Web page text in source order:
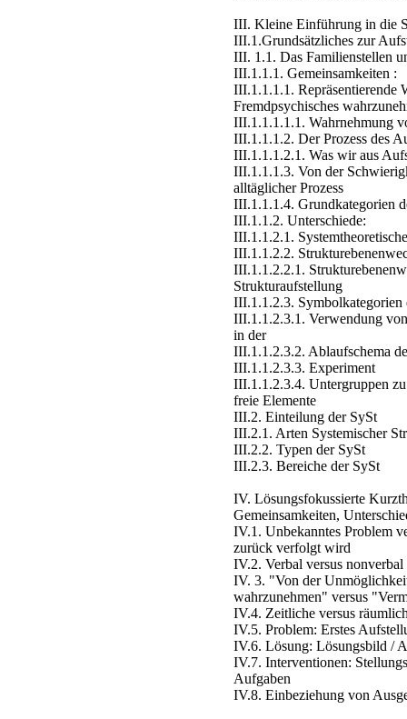
III. Kleine Einführung in die
III.1.Grundsätzliches zur
III. 1.1. Das Familienstellen
III.1.1.1. Gemeinsamkeiten :
III.1.1.1.1. Repräsentierende
Fremdpsychisches
III.1.1.1.1.1. Wahrnehmung
III.1.1.1.2. Der Prozess des
III.1.1.1.2.1. Was wir aus
III.1.1.1.3. Von der
alltäglicher Prozess
III.1.1.1.4. Grundkategorien
III.1.1.2. Unterschiede:
III.1.1.2.1.
III.1.1.2.2.
III.1.1.2.2.1.
Strukturaufstellung
III.1.1.2.3. Symbolkategorien
III.1.1.2.3.1. Verwendung
in der
III.1.1.2.3.2. Ablaufschema
III.1.1.2.3.3. Experiment
III.1.1.2.3.4. Untergruppen
freie Elemente
III.2. Einteilung der SySt
III.2.1. Arten Systemischer
III.2.2. Typen der SySt
III.2.3. Bereiche der SySt
IV. Lösungsfokussierte
Gemeinsamkeiten,
IV.1. Unbekanntes Problem
zurück verfolgt wird
IV.2. Verbal versus nonverbal
IV. 3. "Von der
wahrzunehmen" versus
IV.4. Zeitliche versus
IV.5. Problem: Erstes
IV.6. Lösung: Lösungsbild /
IV.7. Interventionen:
Aufgaben
IV.8. Einbeziehung von